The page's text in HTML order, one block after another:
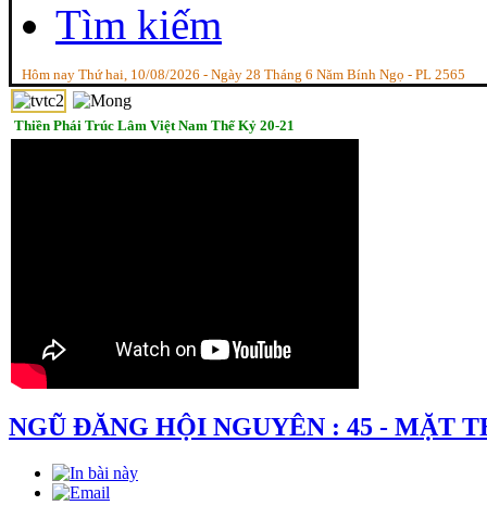
Tìm kiếm
Hôm nay Thứ hai, 10/08/2026 - Ngày 28 Tháng 6 Năm Bính Ngọ - PL 2565
Thiền Phái Trúc Lâm Việt Nam Thế Kỷ 20-21
NGŨ ĐĂNG HỘI NGUYÊN : 45 - MẶT